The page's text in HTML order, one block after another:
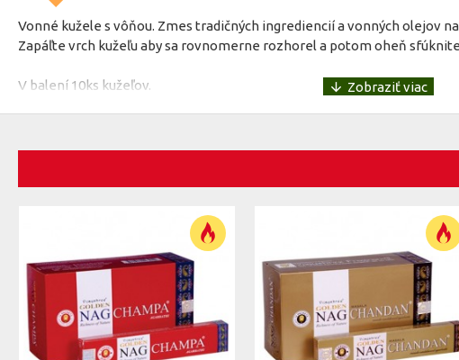
Vonné kužele s vôňou. Zmes tradičných ingrediencií a vonných olejov
Zapáľte vrch kužeľu aby sa rovnomerne rozhorel a potom oheň
V balení 10ks kužeľov.